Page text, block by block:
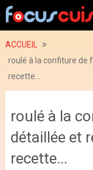
ACCUEIL
roulé à la confiture de
recette...
roulé à la
détaillée et
recette...